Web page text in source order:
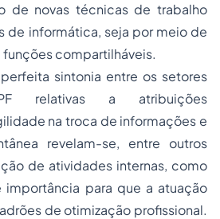
de novas técnicas de trabalho
de informática, seja por meio de
funções compartilháveis.
sintonia entre os setores
relativas a atribuições
na troca de informações e
revelam-se, entre outros
de atividades internas, como
importância para que a atuação
de otimização profissional.